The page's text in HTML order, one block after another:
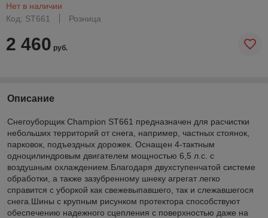
Нет в наличии
Код: ST661
Розница
2 460 руб.
Описание
Снегоуборщик Champion ST661 предназначен для расчистки
небольших территорий от снега, например, частных стоянок,
парковок, подъездных дорожек. Оснащен 4-тактным
одноцилиндровым двигателем мощностью 6,5 л.с. с
воздушным охлаждением.Благодаря двухступенчатой системе
обработки, а также зазубренному шнеку агрегат легко
справится с уборкой как свежевыпавшего, так и слежавшегося
снега.Шины с крупным рисунком протектора способствуют
обеспечению надежного сцепления с поверхностью даже на